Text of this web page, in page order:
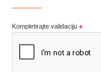
Kompletirajte validaciju